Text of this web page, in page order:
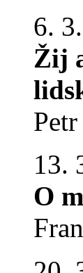
6. 3.
Žij
13.
O